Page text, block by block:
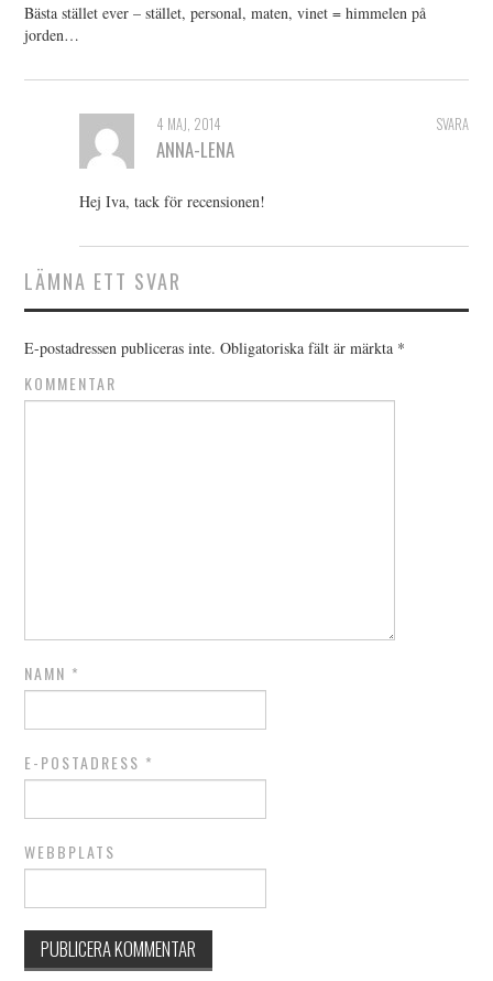
Bästa stället ever – stället, personal, maten, vinet = himmelen på
jorden…
SVARA
4 MAJ, 2014
ANNA-LENA
Hej Iva, tack för recensionen!
LÄMNA ETT SVAR
E-postadressen publiceras inte. Obligatoriska fält är märkta *
KOMMENTAR
NAMN *
E-POSTADRESS *
WEBBPLATS